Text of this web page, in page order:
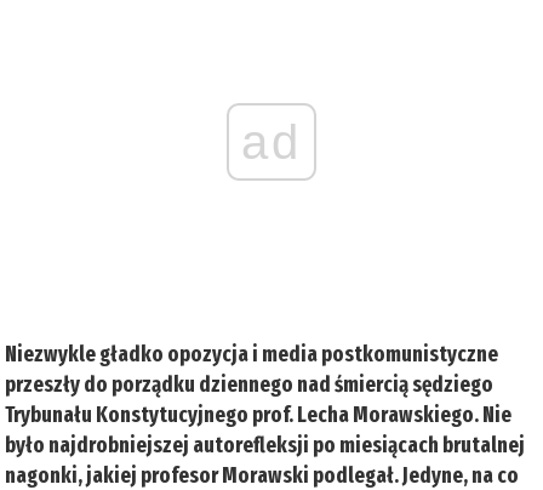
ad
Niezwykle gładko opozycja i media postkomunistyczne
przeszły do porządku dziennego nad śmiercią sędziego
Trybunału Konstytucyjnego prof. Lecha Morawskiego. Nie
było najdrobniejszej autorefleksji po miesiącach brutalnej
nagonki, jakiej profesor Morawski podlegał. Jedyne, na co